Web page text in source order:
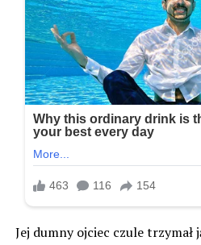
Jej dumny ojciec czule